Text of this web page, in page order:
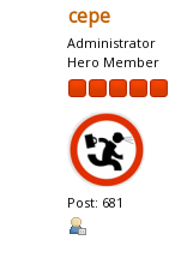
cepe
Administrator
Hero Member
Post: 681